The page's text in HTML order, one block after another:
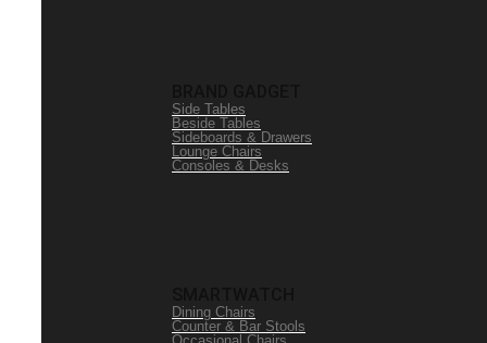
Side Tables
Beside Tables
Sideboards & Drawers
Lounge Chairs
Consoles & Desks
Dining Chairs
Counter & Bar Stools